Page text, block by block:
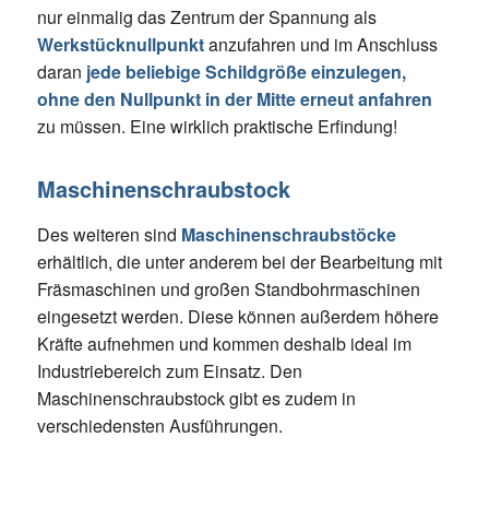
nur einmalig das Zentrum der Spannung als
Werkstücknullpunktanzufahren und im Anschluss
daran jede beliebige Schildgröße einzulegen,
ohne den Nullpunkt in der Mitte erneut anfahren
zu müssen. Eine wirklich praktische Erfindung!
Maschinenschraubstock
Des weiteren sind Maschinenschraubstöcke
erhältlich, die unter anderem bei der Bearbeitung mit
Fräsmaschinen und großen Standbohrmaschinen
eingesetzt werden. Diese können außerdem höhere
Kräfte aufnehmen und kommen deshalb ideal im
Industriebereich zum Einsatz. Den
Maschinenschraubstock gibt es zudem in
verschiedensten Ausführungen.